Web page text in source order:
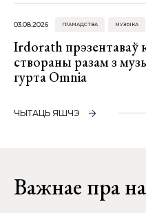
03.08.2026 ГРАМАДСТВА МУЗЫКА
Irdorath прэзентаваў
створаны разам з
гурта Omnia
ЧЫТАЦЬ ЯШЧЭ
Важнае пра